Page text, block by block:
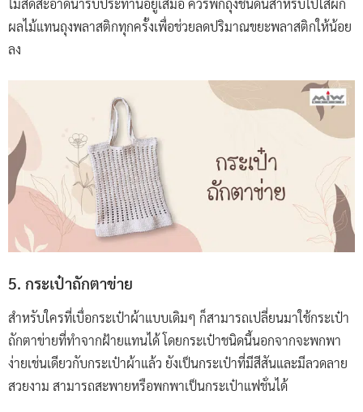
ไม้สดสะอาดน่ารับประทานอยู่เสมอ ควรพกถุงชนิดนี้สำหรับไปใส่ผัก
ผลไม้แทนถุงพลาสติกทุกครั้งเพื่อช่วยลดปริมาณขยะพลาสติกให้น้อย
ลง
5. กระเป๋าถักตาข่าย
สำหรับใครที่เบื่อกระเป๋าผ้าแบบเดิมๆ ก็สามารถเปลี่ยนมาใช้กระเป๋า
ถักตาข่ายที่ทำจากฝ้ายแทนได้ โดยกระเป๋าชนิดนี้นอกจากจะพกพา
ง่ายเช่นเดียวกับกระเป๋าผ้าแล้ว ยังเป็นกระเป๋าที่มีสีสันและมีลวดลาย
สวยงาม สามารถสะพายหรือพกพาเป็นกระเป๋าแฟชั่นได้